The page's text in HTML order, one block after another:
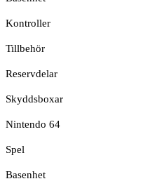
Kontroller
Tillbehör
Reservdelar
Skyddsboxar
Nintendo 64
Spel
Basenhet